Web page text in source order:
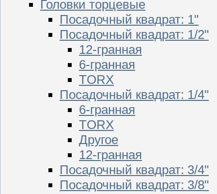
Головки торцевые
Посадочный квадрат: 1"
Посадочный квадрат: 1/2"
12-гранная
6-гранная
TORX
Посадочный квадрат: 1/4"
6-гранная
TORX
Другое
12-гранная
Посадочный квадрат: 3/4"
Посадочный квадрат: 3/8"